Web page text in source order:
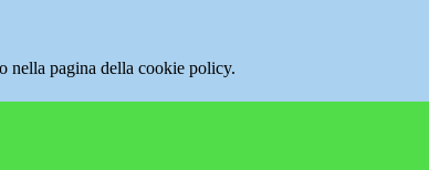
nella pagina della cookie policy.